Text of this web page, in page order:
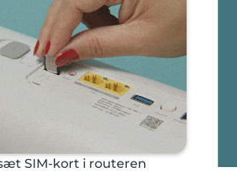
SIM-kort i routeren